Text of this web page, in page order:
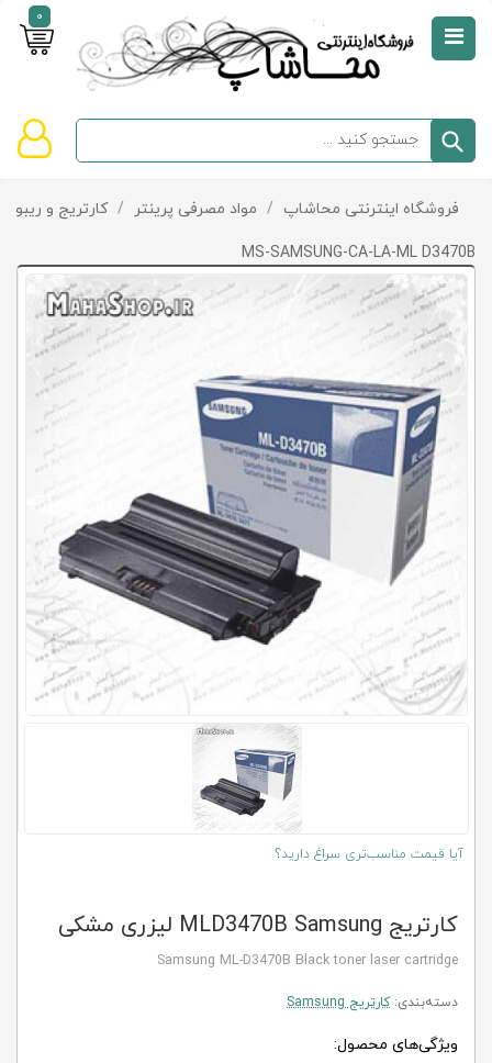
0
صفحه
دسته‌بندی
تخفیف‌ها
و
پیشنهادها
تماس
سبد
خالی
است
فروشگاه اینترنتی محاشاپ / مواد مصرفی پرینتر / کارتریج و ریبون
MS-SAMSUNG-CA-LA-ML D3470B
آیا قیمت مناسب‌تری سراغ دارید؟
کارتریج MLD3470B Samsung لیزری مشکی
Samsung ML-D3470B Black toner laser cartridge
دسته‌بندی:کارتریج Samsung
ویژگی‌های محصول: